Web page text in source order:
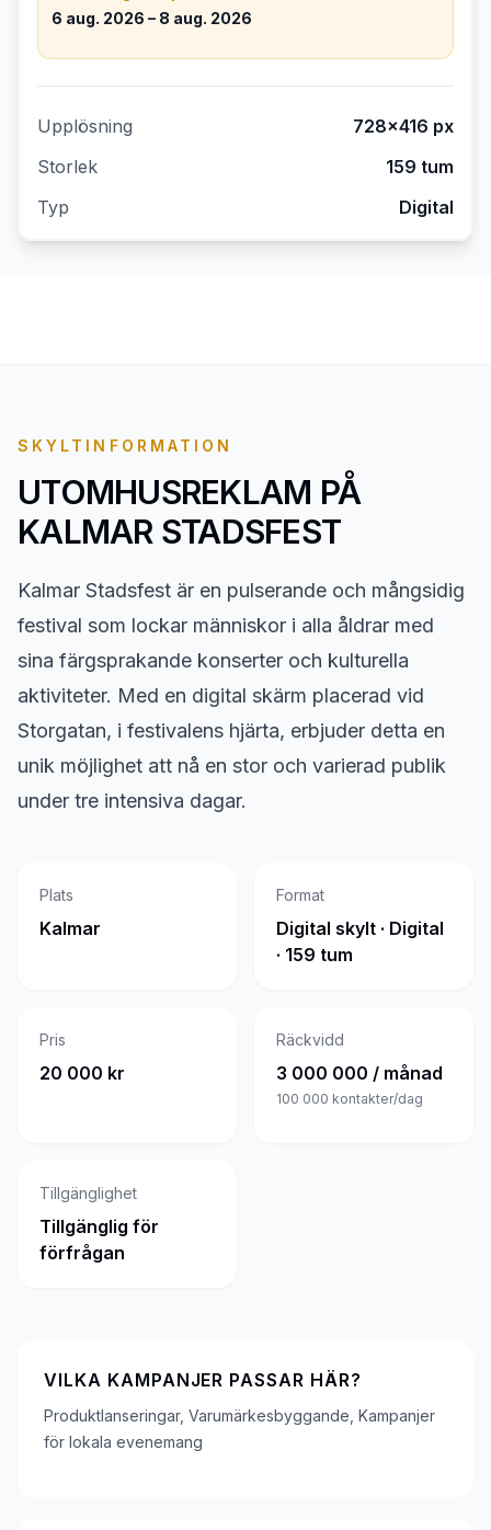
6 aug. 2026 – 8 aug. 2026
Upplösning 728×416 px
Storlek
159 tum
Typ
Digital
SKYLTINFORMATION
UTOMHUSREKLAM PÅ
KALMAR STADSFEST
Kalmar Stadsfest är en pulserande och mångsidig
festival som lockar människor i alla åldrar med
sina färgsprakande konserter och kulturella
aktiviteter. Med en digital skärm placerad vid
Storgatan, i festivalens hjärta, erbjuder detta en
unik möjlighet att nå en stor och varierad publik
under tre intensiva dagar.
Plats
Kalmar
Format
Digital skylt · Digital
· 159 tum
Pris
20 000 kr
Räckvidd
3 000 000 / månad
100 000 kontakter/dag
Tillgänglighet
Tillgänglig för
förfrågan
VILKA KAMPANJER PASSAR HÄR?
Produktlanseringar, Varumärkesbyggande, Kampanjer
för lokala evenemang